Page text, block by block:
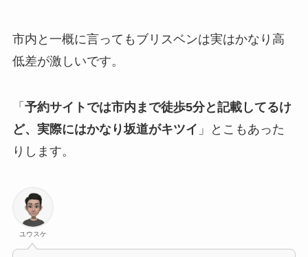
市内と一概に言ってもブリスベンは実はかなり高
低差が激しいです。
「 予約サイトでは市内まで徒歩5分と記載してるけ
ど、実際にはかなり坂道がキツイ 」とこもあった
りします。
ユウスケ